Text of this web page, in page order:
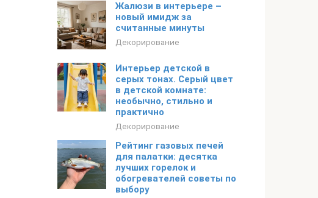
Жалюзи в интерьере –
новый имидж за
считанные минуты
Декорирование
Интерьер детской в
серых тонах. Серый цвет
в детской комнате:
необычно, стильно и
практично
Декорирование
Рейтинг газовых печей
для палатки: десятка
лучших горелок и
обогревателей советы по
выбору